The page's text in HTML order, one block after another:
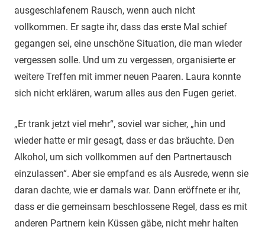
ausgeschlafenem Rausch, wenn auch nicht
vollkommen. Er sagte ihr, dass das erste Mal schief
gegangen sei, eine unschöne Situation, die man wieder
vergessen solle. Und um zu vergessen, organisierte er
weitere Treffen mit immer neuen Paaren. Laura konnte
sich nicht erklären, warum alles aus den Fugen geriet.
„Er trank jetzt viel mehr“, soviel war sicher, „hin und
wieder hatte er mir gesagt, dass er das bräuchte. Den
Alkohol, um sich vollkommen auf den Partnertausch
einzulassen“. Aber sie empfand es als Ausrede, wenn sie
daran dachte, wie er damals war. Dann eröffnete er ihr,
dass er die gemeinsam beschlossene Regel, dass es mit
anderen Partnern kein Küssen gäbe, nicht mehr halten